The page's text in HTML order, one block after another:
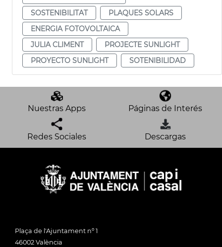
SOSTENIBILITAT
PLAQUES SOLARS
ENERGIA FOTOVOLTAICA
JULIA CLIMENT
PROJECTE SUNLIGHT
PROYECTO SUNLIGHT
SOTENIBILIDAD
Nuestras Apps Páginas de Interés
Redes Sociales Descargas
Plaça de l'Ajuntament nº 1
46002 València